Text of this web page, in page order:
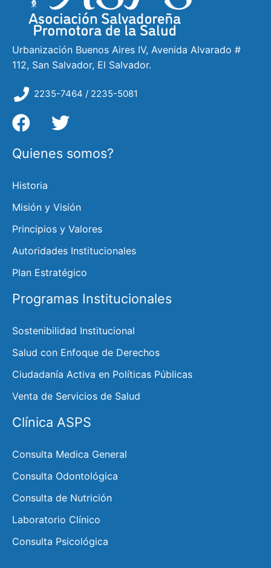
Urbanización Buenos Aires IV, Avenida Alvarado #
112, San Salvador, El Salvador.
2235-7464 / 2235-5081
Quienes somos?
Historia
Misión y Visión
Principios y Valores
Autoridades Institucionales
Plan Estratégico
Programas Institucionales
Sostenibilidad Institucional
Salud con Enfoque de Derechos
Ciudadanía Activa en Políticas Públicas
Venta de Servicios de Salud
Clínica ASPS
Consulta Medica General
Consulta Odontológica
Consulta de Nutrición
Laboratorio Clínico
Consulta Psicológica